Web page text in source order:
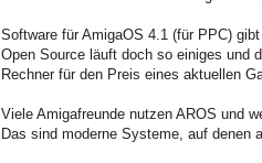
Software für AmigaOS 4.1 (für PPC)
Open Source läuft doch so einiges und
Rechner für den Preis eines aktuellen
Viele Amigafreunde nutzen AROS und
Das sind moderne Systeme, auf denen